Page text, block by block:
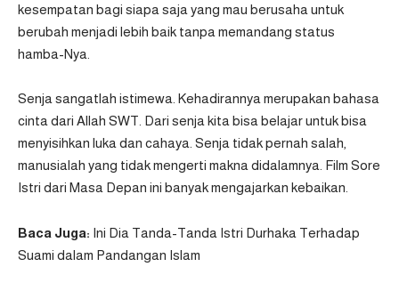
kesempatan bagi siapa saja yang mau berusaha untuk
berubah menjadi lebih baik tanpa memandang status
hamba-Nya.
Senja sangatlah istimewa. Kehadirannya merupakan bahasa
cinta dari Allah SWT. Dari senja kita bisa belajar untuk bisa
menyisihkan luka dan cahaya. Senja tidak pernah salah,
manusialah yang tidak mengerti makna didalamnya. Film Sore
Istri dari Masa Depan ini banyak mengajarkan kebaikan.
Baca Juga: Ini Dia Tanda-Tanda Istri Durhaka Terhadap
Suami dalam Pandangan Islam